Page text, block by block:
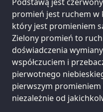
promień jest ruchem w
który jest promieniem
Zielony promień to
doświadczenia
współczuciem i
pierwotnego
pierwszym
niezależnie od